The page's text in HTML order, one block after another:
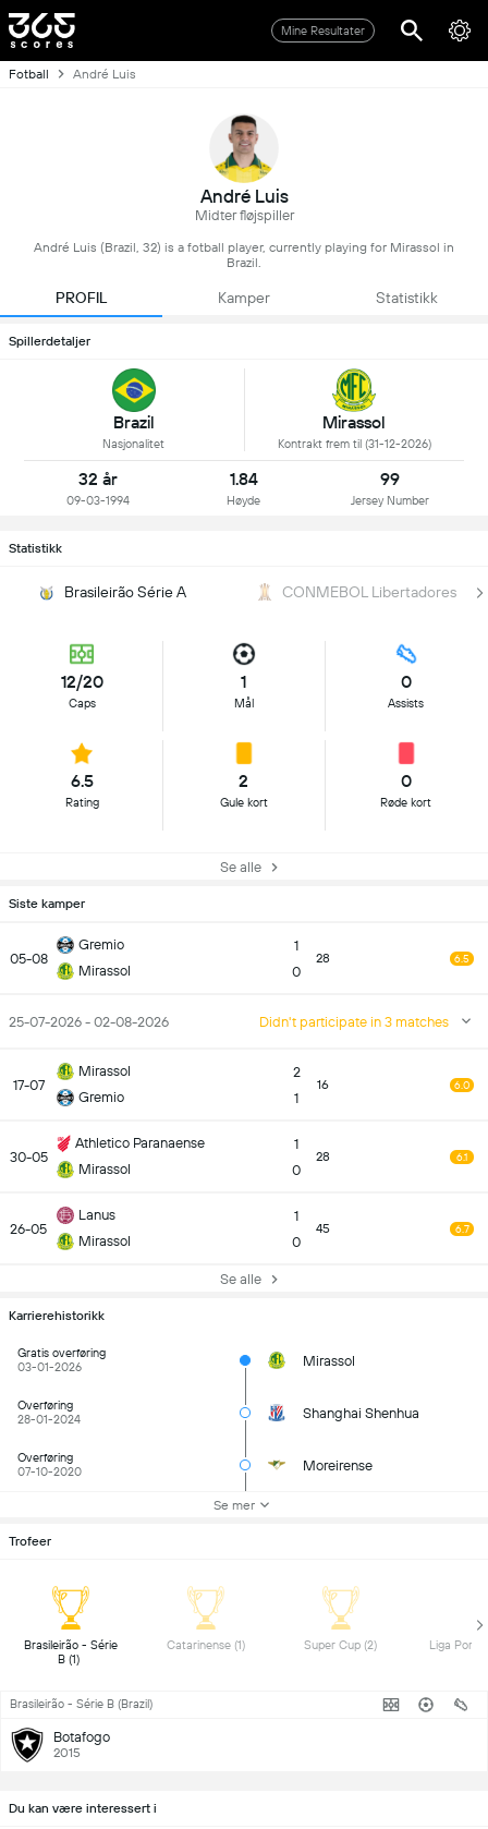
Mine Resultater
Fotball André Luis
André Luis
Midter fløjspiller
André Luis (Brazil, 32) is a fotball player, currently playing for Mirassol in
Brazil.
PROFIL Kamper Statistikk
Spillerdetaljer
Brazil
Nasjonalitet
Mirassol
Kontrakt frem til (31-12-2026)
32 år
09-03-1994
1.84
Høyde
99
Jersey Number
Statistikk
Brasileirão Série A CONMEBOL Libertadores
12/20
Caps
1
Mål
0
Assists
6.5
Rating
2
Gule kort
0
Røde kort
Se alle
Siste kamper
05-08
Gremio
Mirassol
1
0
28 6.5
25-07-2026 - 02-08-2026 Didn't participate in 3 matches
17-07
Mirassol
Gremio
2
1
16 6.0
30-05
Athletico Paranaense
Mirassol
1
0
28 6.1
26-05
Lanus
Mirassol
1
0
45 6.7
Se alle
Karrierehistorikk
Gratis overføring
03-01-2026
Mirassol
Overføring
28-01-2024
Shanghai Shenhua
Overføring
07-10-2020
Moreirense
Se mer
Trofeer
Brasileirão - Série
Catarinense (1)
Brasileirão - Série B (Brazil)
Botafogo
2015
Du kan være interessert i